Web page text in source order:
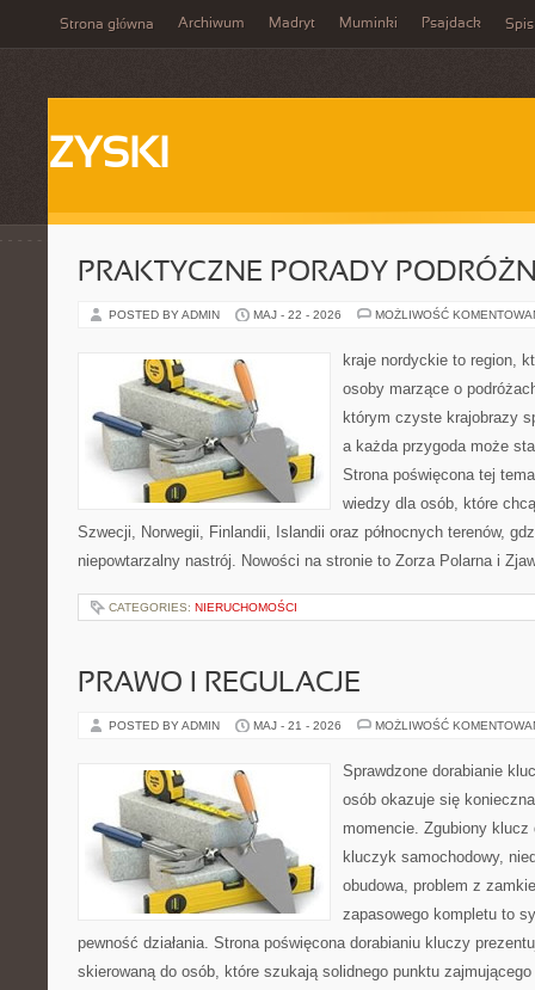
Strona główna Archiwum Madryt Muminki Psajdack Spis
ZYSKI
PRAKTYCZNE PORADY
POSTED BY ADMIN MAJ - 22 - 2026 MOŻLIWOŚĆ
kraje nordyckie to region,
osoby marzące o
którym czyste krajobrazy
a każda przygoda może
Strona poświęcona tej
wiedzy dla osób, które
Szwecji, Norwegii, Finlandii, Islandii oraz północnych terenów,
niepowtarzalny nastrój. Nowości na stronie to Zorza Polarna i
CATEGORIES: NIERUCHOMOŚCI
PRAWO I REGULACJE
POSTED BY ADMIN MAJ - 21 - 2026 MOŻLIWOŚĆ
Sprawdzone dorabianie
osób okazuje się
momencie. Zgubiony
kluczyk samochodowy,
obudowa, problem z
zapasowego kompletu to
pewność działania. Strona poświęcona dorabianiu kluczy
skierowaną do osób, które szukają solidnego punktu